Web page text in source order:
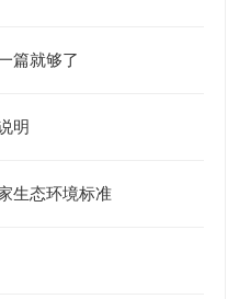
篇就够了
明
生态环境标准